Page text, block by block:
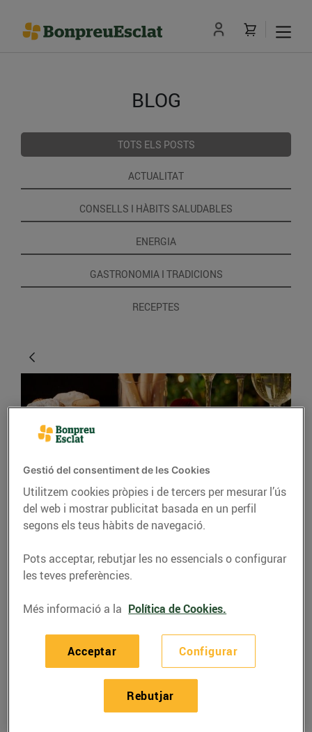
BLOG
TOTS ELS POSTS
ACTUALITAT
CONSELLS I HÀBITS SALUDABLES
ENERGIA
GASTRONOMIA I TRADICIONS
RECEPTES
GASTRONOMIA I TRADICIONS
Viu el Nadal amb
Bonpreu i Esclat
Als nostres establiments Bonpreu i Esclat trobaràs
tot el que et cal per preparar els àpats de Nadal i
gaudir d’aquestes festes
Tant és si ets dels que els agrada cuinar molt o dels
Gestió del consentiment de les Cookies
Utilitzem cookies pròpies i de tercers per mesurar l’ús
del web i mostrar publicitat basada en un perfil
segons els teus hàbits de navegació.
Pots acceptar, rebutjar les no essencials o configurar
les teves preferències.
Més informació a la Política de Cookies.
Configurar
Rebutjar
Acceptar